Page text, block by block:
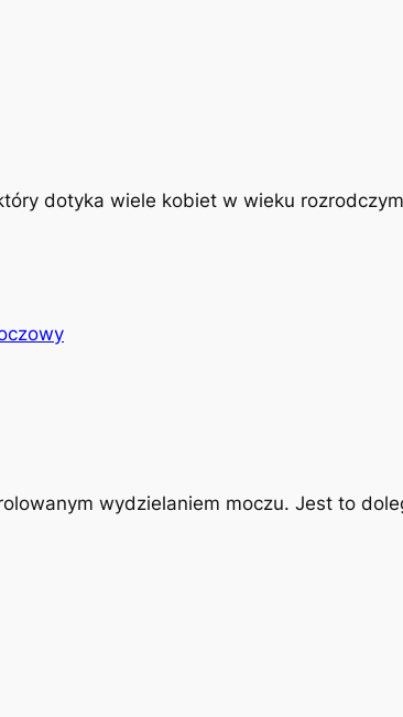
dotyka wiele kobiet w wieku
wydzielaniem moczu. Jest to